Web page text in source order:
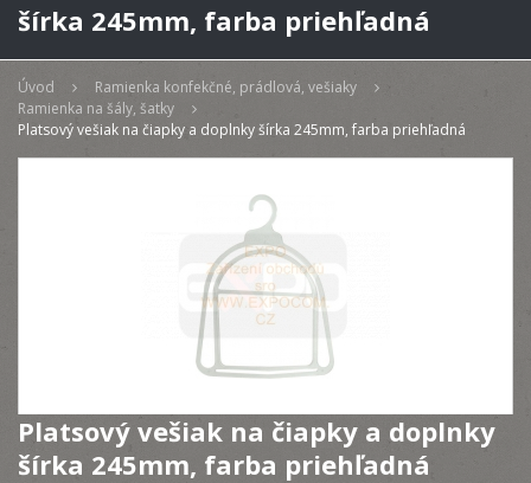
šírka 245mm, farba priehľadná
Úvod
Ramienka konfekčné, prádlová, vešiaky
Ramienka na šály, šatky
Platsový vešiak na čiapky a doplnky šírka 245mm, farba priehľadná
Platsový vešiak na čiapky a doplnky
šírka 245mm, farba priehľadná